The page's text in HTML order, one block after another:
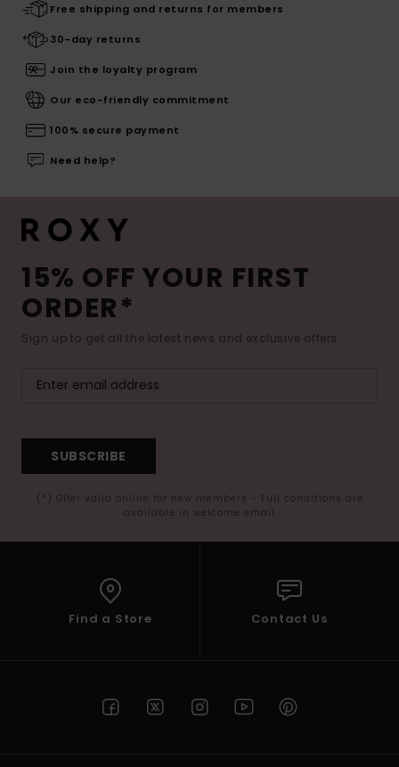
Free shipping and returns for members
30-day returns
Join the loyalty program
Our eco-friendly commitment
100% secure payment
Need help?
15% OFF YOUR FIRST
ORDER*
Sign up to get all the latest news and exclusive offers.
SUBSCRIBE
(*) Offer valid online for new members - Full conditions are
available in welcome email
Find a Store Contact Us